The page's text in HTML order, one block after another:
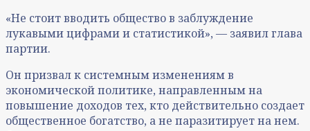
«Не стоит вводить общество в заблуждение
лукавыми цифрами и статистикой», — заявил глава
партии.
Он призвал к системным изменениям в
экономической политике, направленным на
повышение доходов тех, кто действительно создает
общественное богатство, а не паразитирует на нем.